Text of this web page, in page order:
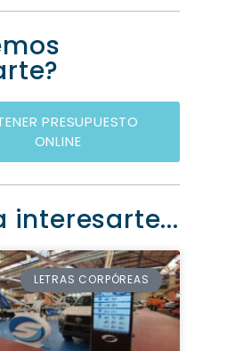
PRESUPUESTO
ONLINE
interesarte...
LETRAS CORPÓREAS